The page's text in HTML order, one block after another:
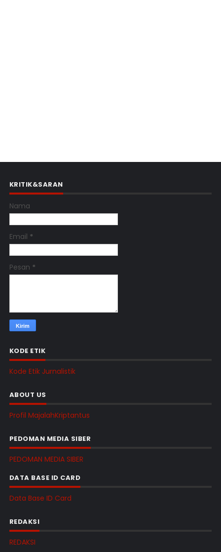
KRITIK&SARAN
Nama
Email *
Pesan *
KODE ETIK
Kode Etik Jurnalistik
ABOUT US
Profil MajalahKriptantus
PEDOMAN MEDIA SIBER
PEDOMAN MEDIA SIBER
DATA BASE ID CARD
Data Base ID Card
REDAKSI
REDAKSI